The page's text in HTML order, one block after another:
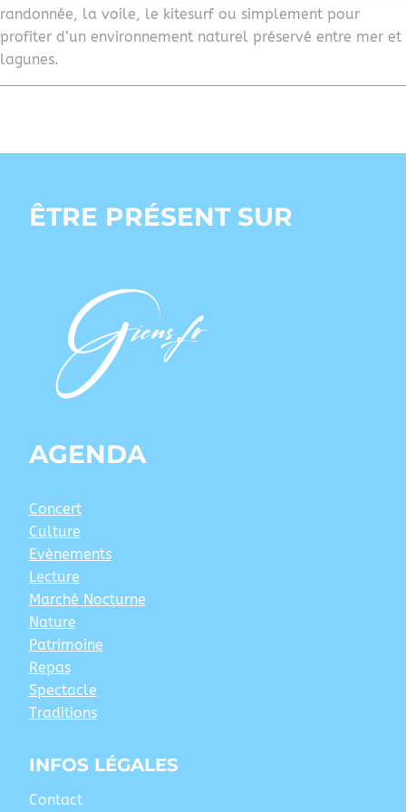
randonnée, la voile, le kitesurf ou simplement pour
profiter d’un environnement naturel préservé entre mer et
lagunes.
ÊTRE PRÉSENT SUR
AGENDA
Concert
Culture
Evènements
Lecture
Marché Nocturne
Nature
Patrimoine
Repas
Spectacle
Traditions
INFOS LÉGALES
Contact